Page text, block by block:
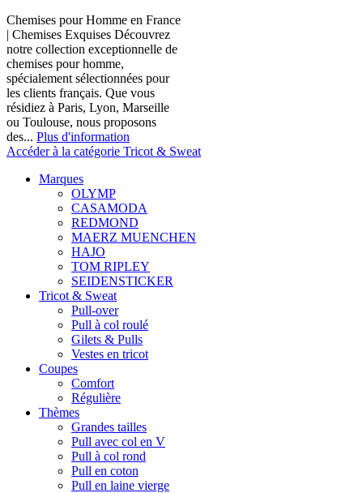
Chemises pour Homme en France
| Chemises Exquises Découvrez
notre collection exceptionnelle de
chemises pour homme,
spécialement sélectionnées pour
les clients français. Que vous
résidiez à Paris, Lyon, Marseille
ou Toulouse, nous proposons
des... Plus d'information
Accéder à la catégorie Tricot & Sweat
Marques
OLYMP
CASAMODA
REDMOND
MAERZ MUENCHEN
HAJO
TOM RIPLEY
SEIDENSTICKER
Tricot & Sweat
Pull-over
Pull à col roulé
Gilets & Pulls
Vestes en tricot
Coupes
Comfort
Régulière
Thèmes
Grandes tailles
Pull avec col en V
Pull à col rond
Pull en coton
Pull en laine vierge